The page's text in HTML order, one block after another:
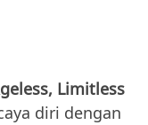
Limitless
diri dengan